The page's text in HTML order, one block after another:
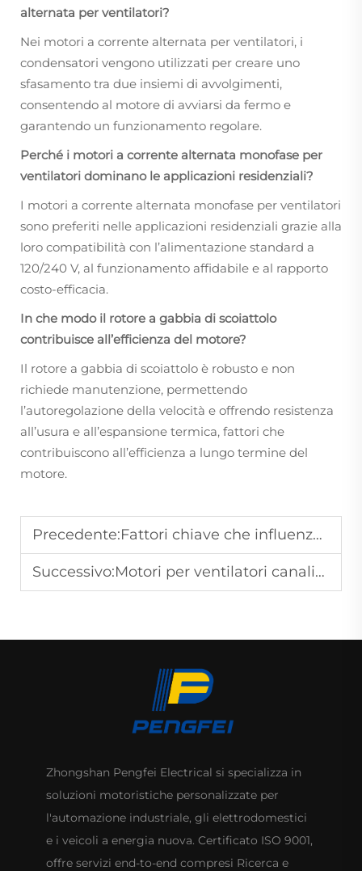
alternata per ventilatori?
Nei motori a corrente alternata per ventilatori, i
condensatori vengono utilizzati per creare uno
sfasamento tra due insiemi di avvolgimenti,
consentendo al motore di avviarsi da fermo e
garantendo un funzionamento regolare.
Perché i motori a corrente alternata monofase per
ventilatori dominano le applicazioni residenziali?
I motori a corrente alternata monofase per ventilatori
sono preferiti nelle applicazioni residenziali grazie alla
loro compatibilità con l’alimentazione standard a
120/240 V, al funzionamento affidabile e al rapporto
costo-efficacia.
In che modo il rotore a gabbia di scoiattolo
contribuisce all’efficienza del motore?
Il rotore a gabbia di scoiattolo è robusto e non
richiede manutenzione, permettendo
l’autoregolazione della velocità e offrendo resistenza
all’usura e all’espansione termica, fattori che
contribuiscono all’efficienza a lungo termine del
motore.
Precedente:Fattori chiave che influenzano la durata dei motori delle ventole da pavimento
Successivo:Motori per ventilatori canalizzati a basso consumo energetico e ad alta efficienza
Zhongshan Pengfei Electrical si specializza in
soluzioni motoristiche personalizzate per
l'automazione industriale, gli elettrodomestici
e i veicoli a energia nuova. Certificato ISO 9001,
offre servizi end-to-end compresi Ricerca e